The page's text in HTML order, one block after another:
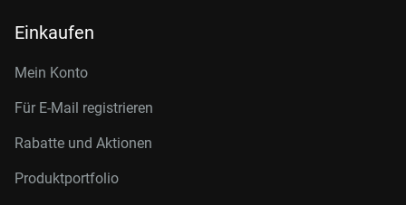
Einkaufen
Mein Konto
Für E-Mail registrieren
Rabatte und Aktionen
Produktportfolio